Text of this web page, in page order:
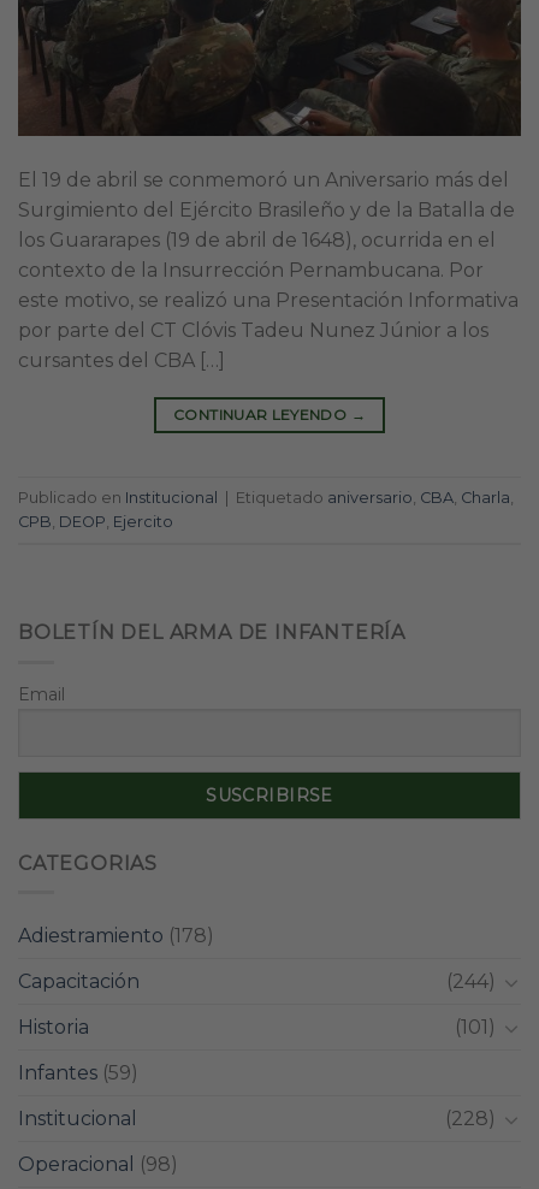
El 19 de abril se conmemoró un Aniversario más del
Surgimiento del Ejército Brasileño y de la Batalla de
los Guararapes (19 de abril de 1648), ocurrida en el
contexto de la Insurrección Pernambucana. Por
este motivo, se realizó una Presentación Informativa
por parte del CT Clóvis Tadeu Nunez Júnior a los
cursantes del CBA […]
CONTINUAR LEYENDO →
Publicado en Institucional | Etiquetado aniversario CBA Charla
CPB DEOP Ejercito
BOLETÍN DEL ARMA DE INFANTERÍA
Email
CATEGORIAS
Adiestramiento (178)
Capacitación
(244)
Historia
(101)
Infantes (59)
Institucional
(228)
Operacional
(98)